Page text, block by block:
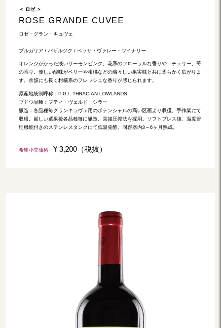
＜ ロゼ ＞
ROSE GRANDE CUVEE
ロゼ・グラン・キュヴェ
ブルガリア / パザルジク / ベッサ・ヴァレー・ワイナリー
オレンジがかった淡いサーモンピンク。花系のフローラルな香りや、チェリー、苺
の香り。優しい酸味がベリーや柑橘などの瑞々しい果実味と共に柔らかく広がりま
す。余韻にも長く柑橘系のフレッシュな香りが感じられます。
原産地統制呼称：P.G.I. THRACIAN LOWLANDS
ブドウ品種：プティ・ヴェルド シラー
醸造：各品種毎グランキュヴェ用のポテンシャルの高い区画より収穫。手作業にて
収穫。厳しい選果後各品種毎に醸造。直接圧搾法を採用。ソフトプレス後、温度管
理機能付きのステンレスタンクにて低温発酵。同容器内3～6ヶ月熟成。
希望小売価格 ¥ 3,200（税抜）